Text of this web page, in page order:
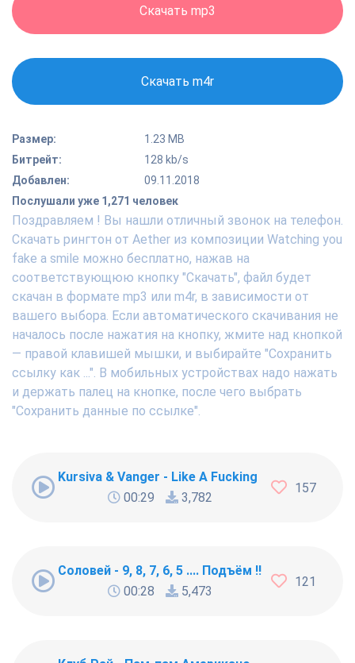
Скачать mp3
Скачать m4r
Размер:
1.23 MB
Битрейт:
128 kb/s
Добавлен:
09.11.2018
Послушали уже 1,271 человек
Поздравляем ! Вы нашли отличный звонок на телефон.
Скачать рингтон от Aether из композиции Watching you
fake a smile можно бесплатно, нажав на
соответствующюю кнопку "Скачать", файл будет
скачан в формате mp3 или m4r, в зависимости от
вашего выбора. Если автоматического скачивания не
началось после нажатия на кнопку, жмите над кнопкой
— правой клавишей мышки, и выбирайте "Сохранить
ссылку как ...". В мобильных устройствах надо нажать
и держать палец на кнопке, после чего выбрать
"Сохранить данные по ссылке".
Kursiva & Vanger - Like A Fucking Newbie
00:29
3,782
157
Соловей - 9, 8, 7, 6, 5 .... Подъём !!!
00:28
5,473
121